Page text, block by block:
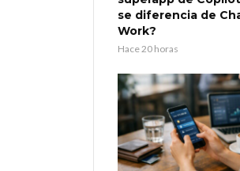
se diferencia de
Work?
Hace 20 horas